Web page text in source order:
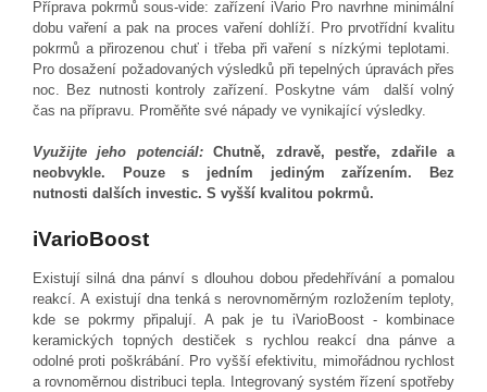
Příprava pokrmů sous-vide: zařízení iVario Pro navrhne minimální
dobu vaření a pak na proces vaření dohlíží. Pro prvotřídní kvalitu
pokrmů a přirozenou chuť i třeba při vaření s nízkými teplotami.
Pro dosažení požadovaných výsledků při tepelných úpravách přes
noc. Bez nutnosti kontroly zařízení. Poskytne vám další volný
čas na přípravu. Proměňte své nápady ve vynikající výsledky.
Využijte jeho potenciál:Chutně, zdravě, pestře, zdařile a
neobvykle. Pouze s jedním jediným zařízením. Bez
nutnosti dalších investic. S vyšší kvalitou pokrmů.
iVarioBoost
Existují silná dna pánví s dlouhou dobou předehřívání a pomalou
reakcí. A existují dna tenká s nerovnoměrným rozložením teploty,
kde se pokrmy připalují. A pak je tu iVarioBoost - kombinace
keramických topných destiček s rychlou reakcí dna pánve a
odolné proti poškrábání. Pro vyšší efektivitu, mimořádnou rychlost
a rovnoměrnou distribuci tepla. Integrovaný systém řízení spotřeby